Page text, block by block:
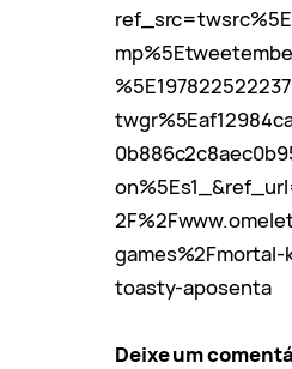
toasty-aposenta
Deixe um